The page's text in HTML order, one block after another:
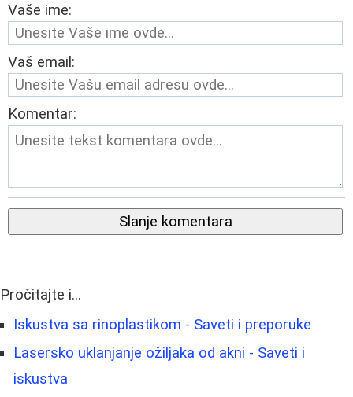
Vaše ime:
Vaš email:
Komentar:
Slanje komentara
Pročitajte i...
Iskustva sa rinoplastikom - Saveti i preporuke
Lasersko uklanjanje ožiljaka od akni - Saveti i
iskustva